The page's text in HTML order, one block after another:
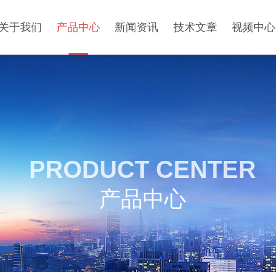
于我们 产品中心 新闻资讯 技术文章 视频中心
PRODUCT CENTER
产品中心